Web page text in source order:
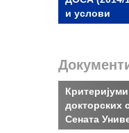
и услови
докторских
Сената